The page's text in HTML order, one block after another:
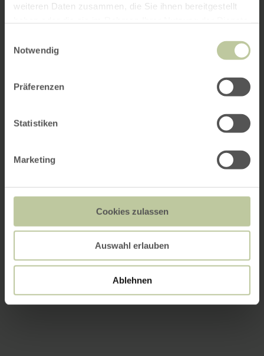
weiteren Daten zusammen, die Sie ihnen bereitgestellt
Notwendig
Präferenzen
Statistiken
Marketing
Cookies zulassen
Auswahl erlauben
Ablehnen